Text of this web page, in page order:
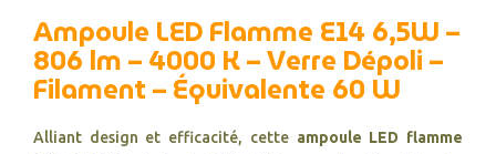
Ampoule LED Flamme E14 6,5W –
806 lm – 4000 K – Verre Dépoli –
Filament – Équivalente 60 W
Alliant design et efficacité, cette ampoule LED flamme